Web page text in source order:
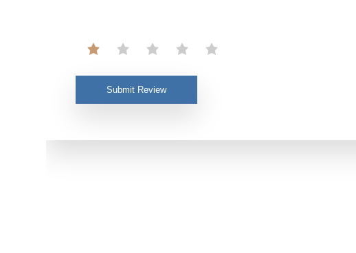
Submit Review